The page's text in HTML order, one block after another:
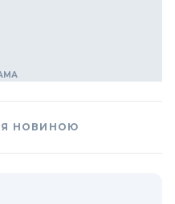
НОВИНОЮ